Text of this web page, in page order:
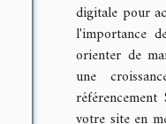
digitale pour
l'importance
orienter de
une